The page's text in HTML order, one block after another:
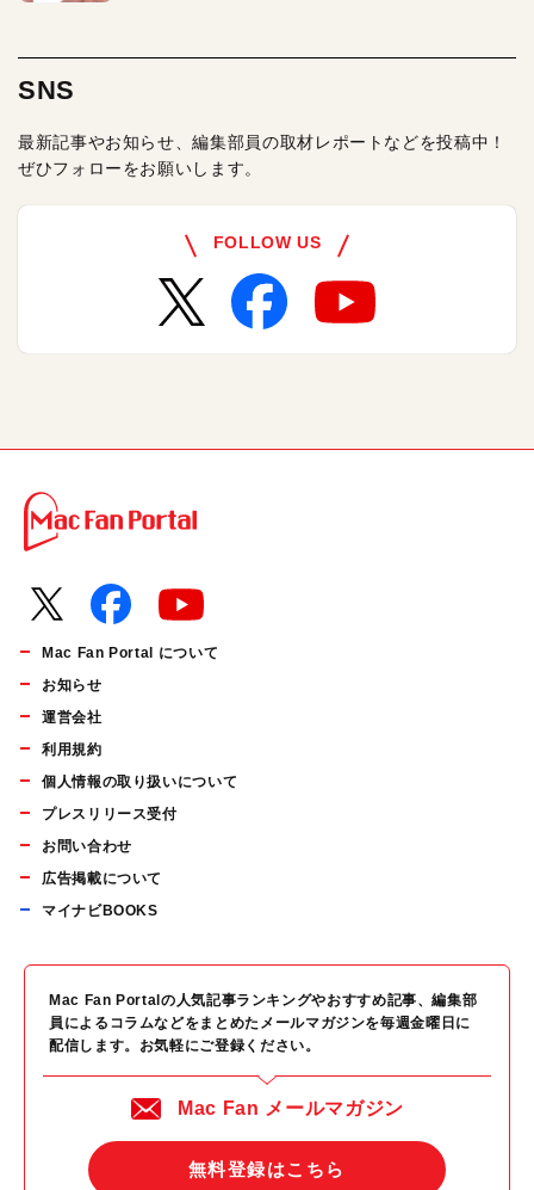
SNS
最新記事やお知らせ、編集部員の取材レポートなどを投稿中！
ぜひフォローをお願いします。
FOLLOW US
Mac Fan Portal について
お知らせ
運営会社
利用規約
個人情報の取り扱いについて
プレスリリース受付
お問い合わせ
広告掲載について
マイナビBOOKS
Mac Fan Portalの人気記事ランキングやおすすめ記事、編集部
員によるコラムなどをまとめたメールマガジンを毎週金曜日に
配信します。お気軽にご登録ください。
Mac Fan メールマガジン
無料登録はこちら